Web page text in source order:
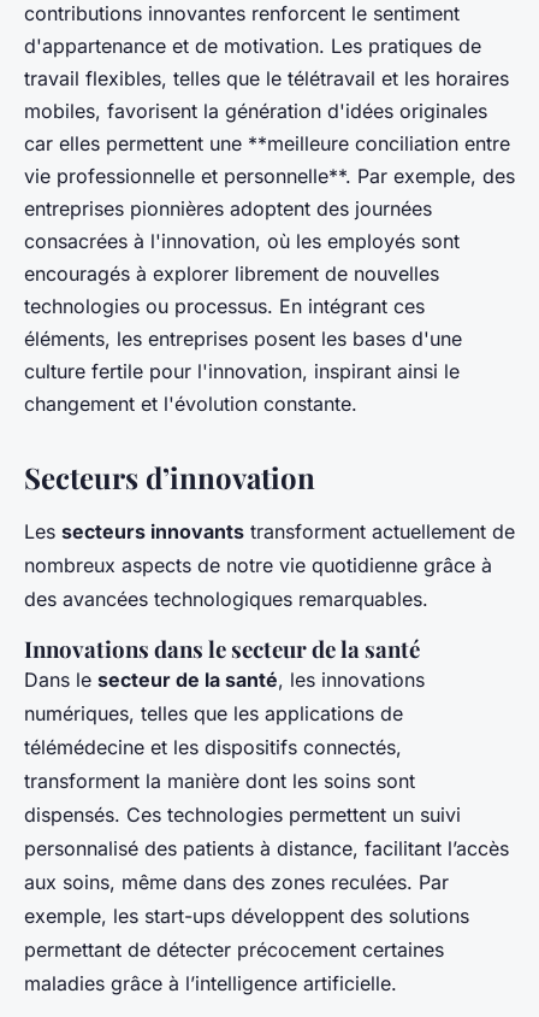
contributions innovantes renforcent le sentiment
d'appartenance et de motivation. Les pratiques de
travail flexibles, telles que le télétravail et les horaires
mobiles, favorisent la génération d'idées originales
car elles permettent une **meilleure conciliation entre
vie professionnelle et personnelle**. Par exemple, des
entreprises pionnières adoptent des journées
consacrées à l'innovation, où les employés sont
encouragés à explorer librement de nouvelles
technologies ou processus. En intégrant ces
éléments, les entreprises posent les bases d'une
culture fertile pour l'innovation, inspirant ainsi le
changement et l'évolution constante.
Secteurs d’innovation
Les secteurs innovants transforment actuellement de
nombreux aspects de notre vie quotidienne grâce à
des avancées technologiques remarquables.
Innovations dans le secteur de la santé
Dans le secteur de la santé, les innovations
numériques, telles que les applications de
télémédecine et les dispositifs connectés,
transforment la manière dont les soins sont
dispensés. Ces technologies permettent un suivi
personnalisé des patients à distance, facilitant l’accès
aux soins, même dans des zones reculées. Par
exemple, les start-ups développent des solutions
permettant de détecter précocement certaines
maladies grâce à l’intelligence artificielle.